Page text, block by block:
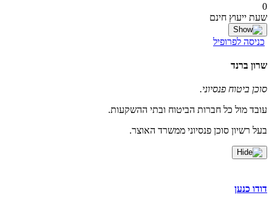
0
שעת ייעוץ חינם
כניסה לפרופיל
שרון ברנד
סוכן ביטוח פנסיוני.
עובד מול כל חברות הביטוח ובתי ההשקעות.
בעל רשיון סוכן פנסיוני ממשרד האוצר.
דודו כנען